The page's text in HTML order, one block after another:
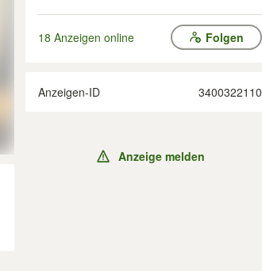
18 Anzeigen online Folgen
Anzeigen-ID 3400322110
Anzeige melden